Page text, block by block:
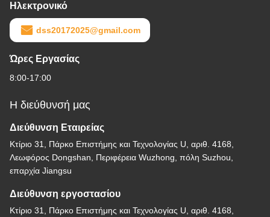
Ηλεκτρονικό
dss20172025@gmail.com
Ώρες Εργασίας
8:00-17:00
Η διεύθυνσή μας
Διεύθυνση Εταιρείας
Κτίριο 31, Πάρκο Επιστήμης και Τεχνολογίας U, αριθ. 4168,
Λεωφόρος Dongshan, Περιφέρεια Wuzhong, πόλη Suzhou,
επαρχία Jiangsu
Διεύθυνση εργοστασίου
Κτίριο 31, Πάρκο Επιστήμης και Τεχνολογίας U, αριθ. 4168,